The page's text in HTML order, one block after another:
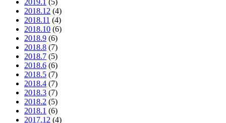
2019.1 (5)
2018.12 (4)
2018.11 (4)
2018.10 (6)
2018.9 (6)
2018.8 (7)
2018.7 (5)
2018.6 (6)
2018.5 (7)
2018.4 (7)
2018.3 (7)
2018.2 (5)
2018.1 (6)
2017.12 (4)